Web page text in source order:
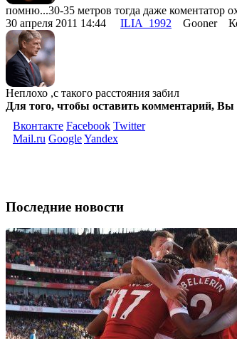
помню...30-35 метров тогда даже коментатор
30 апреля 2011 14:44 ILIA_1992 Gooner
Неплохо ,с такого расстояния забил
Для того, чтобы оставить комментарий, Вы
Вконтакте Facebook Twitter
Mail.ru GoogleYandex
Последние новости